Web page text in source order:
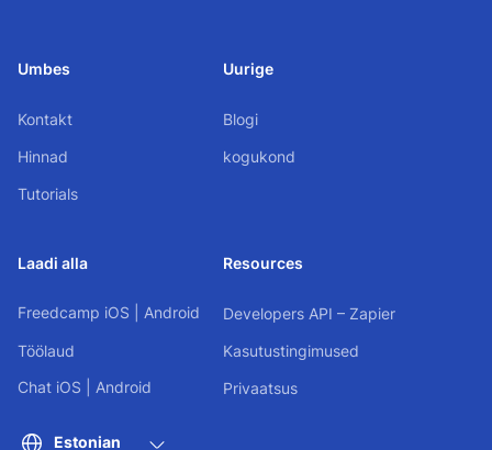
Umbes
Kontakt
Hinnad
Tutorials
Uurige
Blogi
kogukond
Laadi alla
Freedcamp iOS Android
Töölaud
Chat iOS Android
Resources
Developers API – Zapier
Kasutustingimused
Privaatsus
Estonian